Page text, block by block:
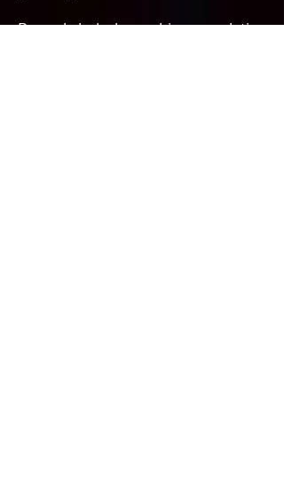
Bununla belə, başqa bir sınaq aləti,